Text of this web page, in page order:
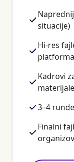
situacije)
Hi-res
Kadrovi
materijale
3–4
Finalni